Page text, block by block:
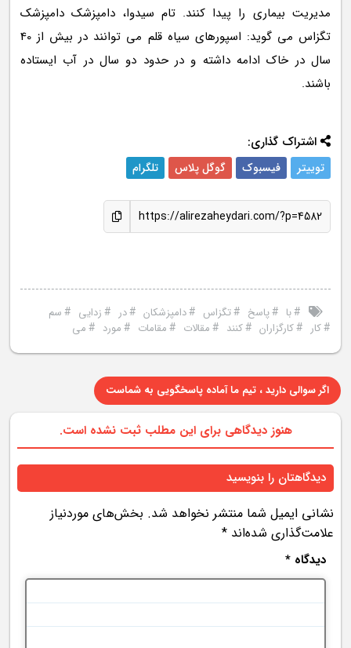
مدیریت بیماری را پیدا کنند. تام سیدوا، دامپزشک دامپزشک
تگزاس می گوید: اسپورهای سیاه قلم می توانند در بیش از 40
سال در خاک ادامه داشته و در حدود دو سال در آب ایستاده
باشند.
اشتراک گذاری:
توییتر فیسبوک گوگل پلاس تلگرام
https://alirezaheydari.com/?p=4582
#با #پاسخ #تگزاس #دامپزشکان #در #زدایی #سم
#کار #کارگزاران #کنند #مقالات #مقامات #مورد #می
اگر سوالی دارید ، تیم ما آماده پاسخگویی به شماست
هنوز دیدگاهی برای این مطلب ثبت نشده است.
دیدگاهتان را بنویسید
نشانی ایمیل شما منتشر نخواهد شد. بخش‌های موردنیاز
علامت‌گذاری شده‌اند *
دیدگاه *